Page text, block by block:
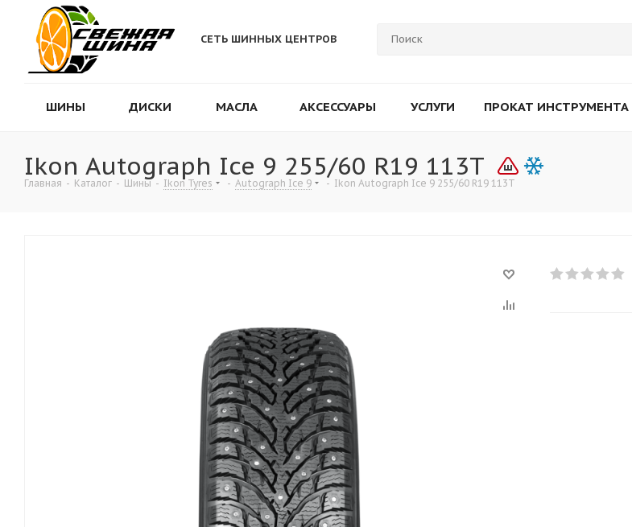
СЕТЬ ШИННЫХ ЦЕНТРОВ
ШИНЫ ДИСКИ МАСЛА АКСЕССУАРЫ УСЛУГИ ПРОКАТ ИНСТРУМЕНТА
Ikon Autograph Ice 9 255/60 R19 113T
Главная - Каталог - Шины - Ikon Tyres - Autograph Ice 9 - Ikon Autograph Ice 9 255/60 R19 113T